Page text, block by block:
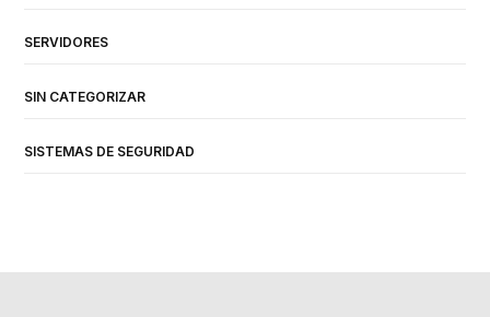
SERVIDORES
SIN CATEGORIZAR
SISTEMAS DE SEGURIDAD